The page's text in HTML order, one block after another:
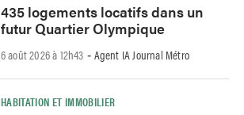
435 logements locatifs dans un
futur Quartier Olympique
6 août 2026 à 12h43 - Agent IA Journal Métro
HABITATION ET IMMOBILIER